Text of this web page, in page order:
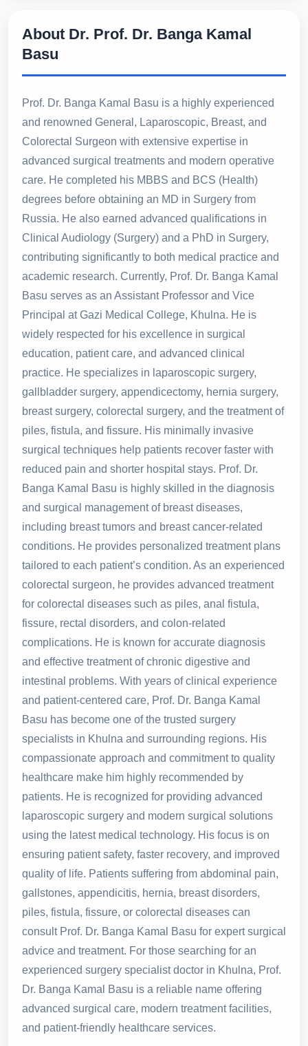
About Dr. Prof. Dr. Banga Kamal
Basu
Prof. Dr. Banga Kamal Basu is a highly experienced
and renowned General, Laparoscopic, Breast, and
Colorectal Surgeon with extensive expertise in
advanced surgical treatments and modern operative
care. He completed his MBBS and BCS (Health)
degrees before obtaining an MD in Surgery from
Russia. He also earned advanced qualifications in
Clinical Audiology (Surgery) and a PhD in Surgery,
contributing significantly to both medical practice and
academic research. Currently, Prof. Dr. Banga Kamal
Basu serves as an Assistant Professor and Vice
Principal at Gazi Medical College, Khulna. He is
widely respected for his excellence in surgical
education, patient care, and advanced clinical
practice. He specializes in laparoscopic surgery,
gallbladder surgery, appendicectomy, hernia surgery,
breast surgery, colorectal surgery, and the treatment of
piles, fistula, and fissure. His minimally invasive
surgical techniques help patients recover faster with
reduced pain and shorter hospital stays. Prof. Dr.
Banga Kamal Basu is highly skilled in the diagnosis
and surgical management of breast diseases,
including breast tumors and breast cancer-related
conditions. He provides personalized treatment plans
tailored to each patient’s condition. As an experienced
colorectal surgeon, he provides advanced treatment
for colorectal diseases such as piles, anal fistula,
fissure, rectal disorders, and colon-related
complications. He is known for accurate diagnosis
and effective treatment of chronic digestive and
intestinal problems. With years of clinical experience
and patient-centered care, Prof. Dr. Banga Kamal
Basu has become one of the trusted surgery
specialists in Khulna and surrounding regions. His
compassionate approach and commitment to quality
healthcare make him highly recommended by
patients. He is recognized for providing advanced
laparoscopic surgery and modern surgical solutions
using the latest medical technology. His focus is on
ensuring patient safety, faster recovery, and improved
quality of life. Patients suffering from abdominal pain,
gallstones, appendicitis, hernia, breast disorders,
piles, fistula, fissure, or colorectal diseases can
consult Prof. Dr. Banga Kamal Basu for expert surgical
advice and treatment. For those searching for an
experienced surgery specialist doctor in Khulna, Prof.
Dr. Banga Kamal Basu is a reliable name offering
advanced surgical care, modern treatment facilities,
and patient-friendly healthcare services.